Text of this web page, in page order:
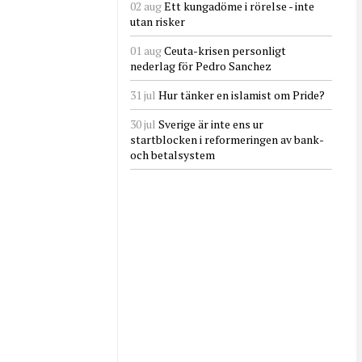
02 augEtt kungadöme i rörelse - inte
utan risker
01 augCeuta-krisen personligt
nederlag för Pedro Sanchez
31 jul Hur tänker en islamist om Pride?
30 jul Sverige är inte ens ur
startblocken i reformeringen av bank-
och betalsystem